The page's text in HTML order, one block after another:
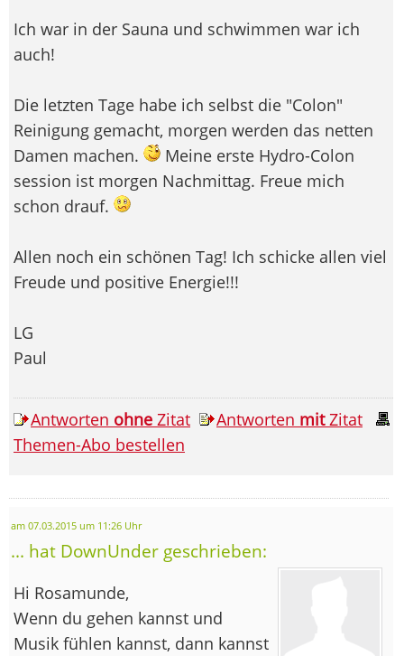
Ich war in der Sauna und schwimmen war ich
auch!
Die letzten Tage habe ich selbst die "Colon"
Reinigung gemacht, morgen werden das netten
Damen machen.
Meine erste Hydro-Colon
session ist morgen Nachmittag. Freue mich
schon drauf.
Allen noch ein schönen Tag! Ich schicke allen viel
Freude und positive Energie!!!
LG
Paul
Antworten ohne Zitat Antworten mitZitat
Themen-Abo bestellen
am 07.03.2015 um 11:26 Uhr
... hat DownUnder geschrieben:
Hi Rosamunde,
Wenn du gehen kannst und
Musik fühlen kannst, dann kannst